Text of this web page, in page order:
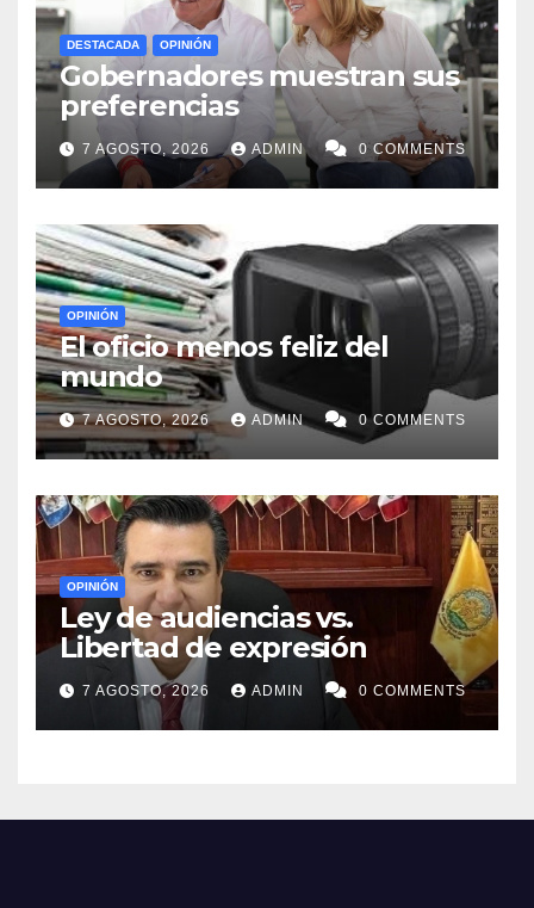
DESTACADA OPINIÓN
Gobernadores muestran sus
preferencias
7 AGOSTO, 2026 ADMIN 0 COMMENTS
OPINIÓN
El oficio menos feliz del
mundo
7 AGOSTO, 2026 ADMIN 0 COMMENTS
OPINIÓN
Ley de audiencias vs.
Libertad de expresión
7 AGOSTO, 2026 ADMIN 0 COMMENTS